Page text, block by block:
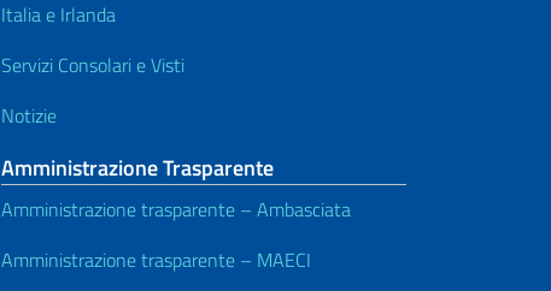
Italia e Irlanda
Servizi Consolari e Visti
Notizie
Amministrazione Trasparente
Amministrazione trasparente – Ambasciata
Amministrazione trasparente – MAECI